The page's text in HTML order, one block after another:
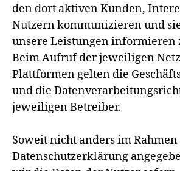
den dort aktiven Kunden,
Nutzern kommunizieren und
unsere Leistungen informieren
Beim Aufruf der jeweiligen
Plattformen gelten die
und die
jeweiligen Betreiber.
Soweit nicht anders im
Datenschutzerklärung